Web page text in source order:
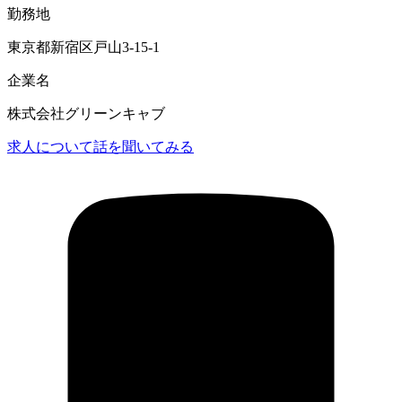
勤務地
東京都新宿区戸山3-15-1
企業名
株式会社グリーンキャブ
求人について話を聞いてみる